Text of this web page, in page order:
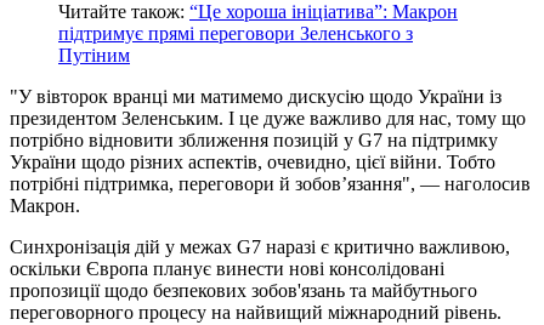
Читайте також: “Це хороша ініціатива”: Макрон
підтримує прямі переговори Зеленського з
Путіним
"У вівторок вранці ми матимемо дискусію щодо України із
президентом Зеленським. І це дуже важливо для нас, тому що
потрібно відновити зближення позицій у G7 на підтримку
України щодо різних аспектів, очевидно, цієї війни. Тобто
потрібні підтримка, переговори й зобов’язання", — наголосив
Макрон.
Синхронізація дій у межах G7 наразі є критично важливою,
оскільки Європа планує винести нові консолідовані
пропозиції щодо безпекових зобов'язань та майбутнього
переговорного процесу на найвищий міжнародний рівень.